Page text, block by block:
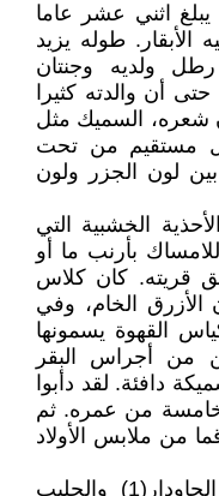
اثني عشر عاما
طوله يزيد
ولديه وجنتان
أن والدته كثيرا
شعره، السميك مثل
مستقيم من تحت
لون الجزر ولون
الخشبية التي
بأرنب ما أو
قريته. كان كلاس
الخام، وفي
القهوة يسمونها
من أجراس البقر
دافئة. لقد دأبوا
من عمره. ثم
من ملابس الأولاد
ولأنه ابن مزارع فقد نعم بخبز الجاودار(1) والحليب